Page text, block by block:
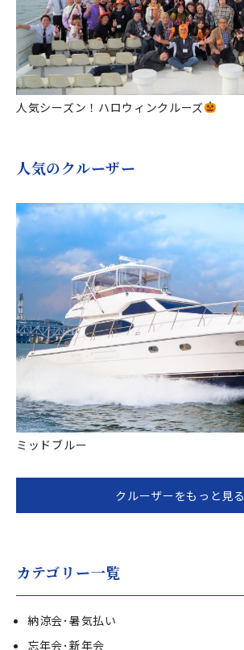
人気シーズン！ハロウィンクルーズ
人気のクルーザー
ミッドブルー
クルーザーをもっと見る
カテゴリー一覧
納涼会･暑気払い
忘年会･新年会